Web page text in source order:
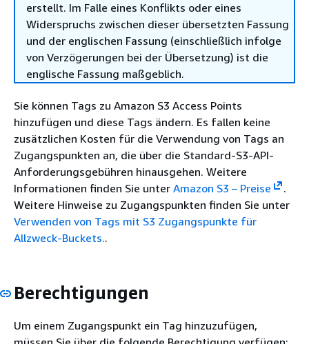
erstellt. Im Falle eines Konflikts oder eines
Widerspruchs zwischen dieser übersetzten Fassung
und der englischen Fassung (einschließlich infolge
von Verzögerungen bei der Übersetzung) ist die
englische Fassung maßgeblich.
Sie können Tags zu Amazon S3 Access Points
hinzufügen und diese Tags ändern. Es fallen keine
zusätzlichen Kosten für die Verwendung von Tags an
Zugangspunkten an, die über die Standard-S3-API-
Anforderungsgebühren hinausgehen. Weitere
Informationen finden Sie unter Amazon S3 – Preise
.
Weitere Hinweise zu Zugangspunkten finden Sie unter
Verwenden von Tags mit S3 Zugangspunkte für
Allzweck-Buckets..
Berechtigungen
Um einem Zugangspunkt ein Tag hinzuzufügen,